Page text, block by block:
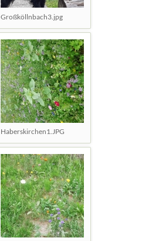
Großköllnbach3.jpg
Haberskirchen1.JPG